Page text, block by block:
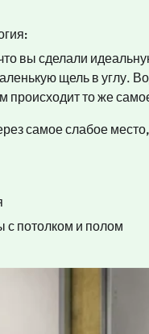
вы сделали
щель в углу.
происходит то же
самое слабое
с потолком и полом